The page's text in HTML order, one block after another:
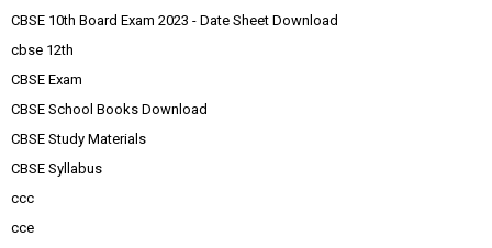
CBSE 10th Board Exam 2023 - Date Sheet Download
cbse 12th
CBSE Exam
CBSE School Books Download
CBSE Study Materials
CBSE Syllabus
ccc
cce